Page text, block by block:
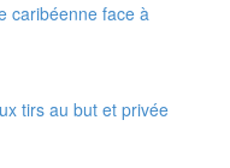
caribéenne face à
tirs au but et privée